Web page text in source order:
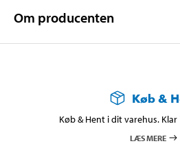
Om producenten
Køb &
Køb & Hent i dit varehus.
LÆS MERE